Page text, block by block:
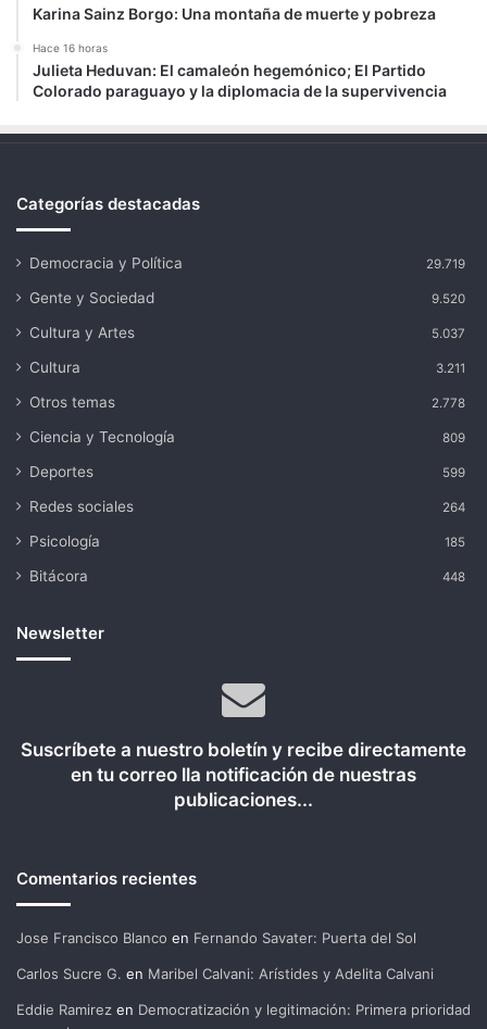
Karina Sainz Borgo: Una montaña de muerte y pobreza
Hace 16 horas
Julieta Heduvan: El camaleón hegemónico; El Partido
Colorado paraguayo y la diplomacia de la supervivencia
Categorías destacadas
Democracia y Política 29.719
Gente y Sociedad 9.520
Cultura y Artes 5.037
Cultura 3.211
Otros temas 2.778
Ciencia y Tecnología 809
Deportes 599
Redes sociales 264
Psicología 185
Bitácora 448
Newsletter
Suscríbete a nuestro boletín y recibe directamente
en tu correo lla notificación de nuestras
publicaciones...
Comentarios recientes
Jose Francisco Blanco en Fernando Savater: Puerta del Sol
Carlos Sucre G. en Maribel Calvani: Arístides y Adelita Calvani
Eddie Ramirez en Democratización y legitimación: Primera prioridad